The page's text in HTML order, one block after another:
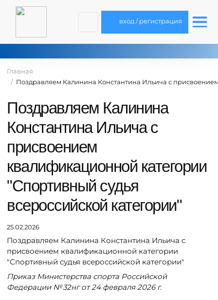
вход / регистрация
Главная
Поздравляем Калинина Константина Ильича с
Поздравляем Калинина
Константина Ильича с
присвоением
квалификационной категории
"Спортивный судья
всероссийской категории"
25.02.2026
Поздравляем Калинина Константина Ильича с
присвоением квалификационной категории
"Спортивный судья всероссийской категории"
Приказ Министерства спорта Российской
Федерации № 32нг от 24 февраля 2026 г.